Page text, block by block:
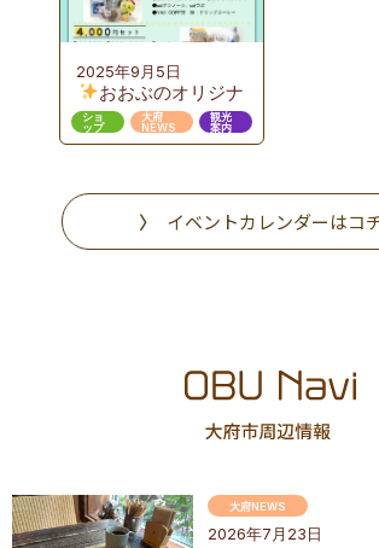
2025年9月5日
おおぶのオリジナ
ルギフト販売
ショ
ップ
大府
NEWS
観光
案内
イベントカレンダーはコ
2026年7月23日
大府NEWS